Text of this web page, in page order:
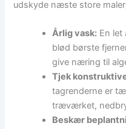
udskyde næste store
Årlig vask: En let
blød børste
give næring til
Tjek
tagrenderne er
træværket,
Beskær